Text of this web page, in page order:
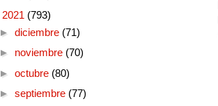
2021 (793)
► diciembre (71)
► noviembre (70)
► octubre (80)
► septiembre (77)